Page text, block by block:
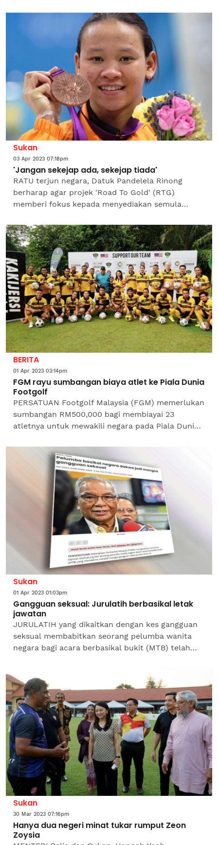
riadah itu masih gagal dibaik pulih...
Sukan
03 Apr 2023 07:18pm
'Jangan sekejap ada, sekejap tiada'
RATU terjun negara, Datuk Pandelela Rinong
berharap agar projek 'Road To Gold' (RTG)
memberi fokus kepada menyediakan semula
BERITA
01 Apr 2023 03:14pm
FGM rayu sumbangan biaya atlet ke Piala Dunia
Footgolf
PERSATUAN Footgolf Malaysia (FGM) memerlukan
sumbangan RM500,000 bagi membiayai 23
atletnya untuk mewakili negara pada Piala Dunia
Presiden FGM, Tunku...
Sukan
01 Apr 2023 01:03pm
Gangguan seksual: Jurulatih berbasikal letak
jawatan
JURULATIH yang dikaitkan dengan kes gangguan
seksual membabitkan seorang pelumba wanita
negara bagi acara berbasikal bukit (MTB) telah
Sukan
30 Mar 2023 07:16pm
Hanya dua negeri minat tukar rumput Zeon
Zoysia